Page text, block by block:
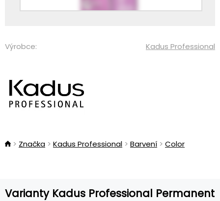
Výrobce: Kadus Professional
Značka Kadus Professional Barvení Color
Varianty Kadus Professional Permanent